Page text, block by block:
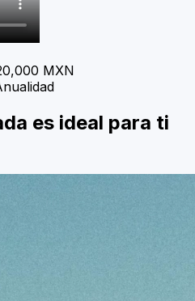
MXN
es ideal para ti